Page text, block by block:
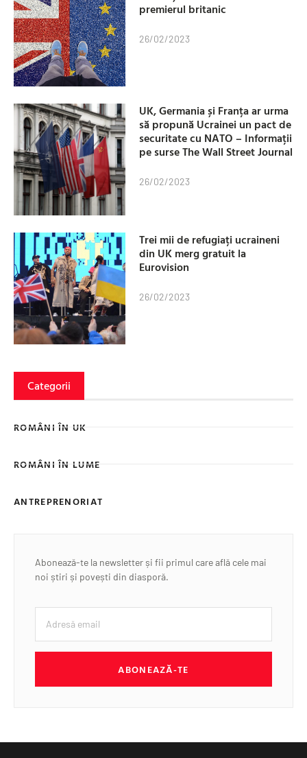
premierul britanic
26/02/2023
UK, Germania și Franța ar urma
să propună Ucrainei un pact de
securitate cu NATO – Informații
pe surse The Wall Street Journal
26/02/2023
Trei mii de refugiați ucraineni
din UK merg gratuit la
Eurovision
26/02/2023
Categorii
ROMÂNI ÎN UK
ROMÂNI ÎN LUME
ANTREPRENORIAT
Abonează-te la newsletter și fii primul care află cele mai
noi știri și povești din diasporă.
ABONEAZĂ-TE